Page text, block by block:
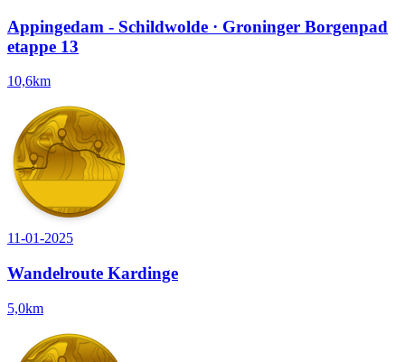
Appingedam - Schildwolde · Groninger Borgenpad
etappe 13
10,6km
11-01-2025
Wandelroute Kardinge
5,0km